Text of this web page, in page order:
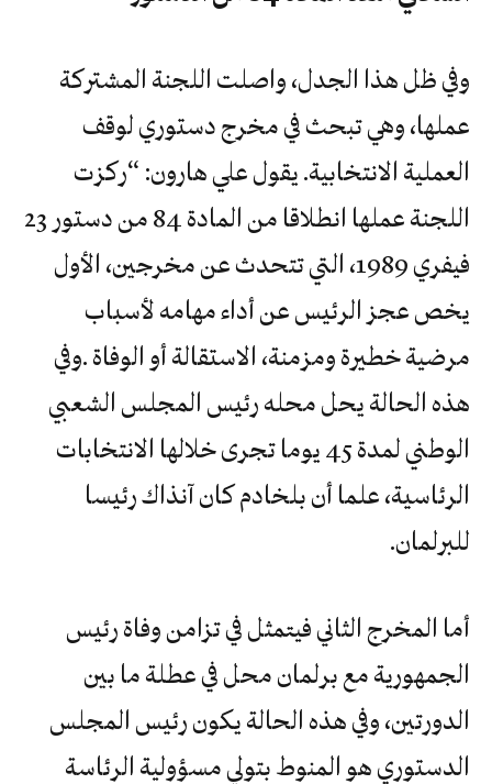
وفي ظل هذا الجدل، واصلت اللجنة المشتركة
عملها، وهي تبحث في مخرج دستوري لوقف
العملية الانتخابية. يقول علي هارون: “ركزت
اللجنة عملها انطلاقا من المادة 84 من دستور 23
فيفري 1989، التي تتحدث عن مخرجين، الأول
يخص عجز الرئيس عن أداء مهامه لأسباب
‬للبرلمان.‬
أما المخرج الثاني فيتمثل في تزامن وفاة رئيس
الجمهورية مع برلمان محل في عطلة ما بين
الدورتين، وفي هذه الحالة يكون رئيس المجلس
الدستوري هو المنوط بتولي مسؤولية الرئاسة